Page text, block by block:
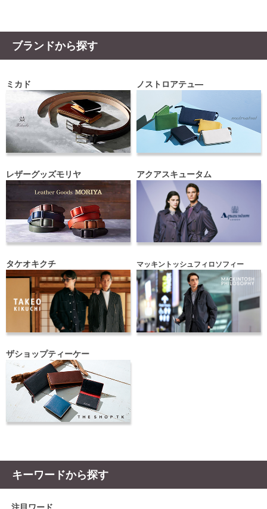
ブランドから探す
ミカド ノストロアテュ―
レザーグッズモリヤ アクアスキュータム
タケオキクチ マッキントッシュフィロソフィー
ザショップティーケー
キーワードから探す